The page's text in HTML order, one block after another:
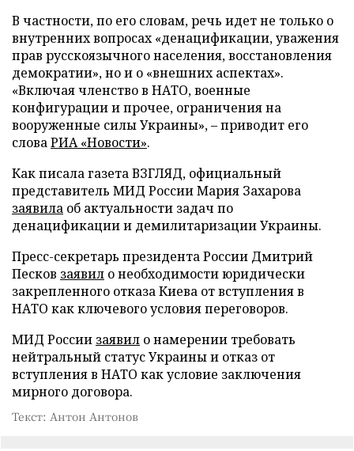
В частности, по его словам, речь идет не только о
внутренних вопросах «денацификации, уважения
прав русскоязычного населения, восстановления
демократии», но и о «внешних аспектах».
«Включая членство в НАТО, военные
конфигурации и прочее, ограничения на
вооруженные силы Украины», – приводит его
словаРИА «Новости».
Как писала газета ВЗГЛЯД, официальный
представитель МИД России Мария Захарова
заявила об актуальности задач по
денацификации и демилитаризации Украины.
Пресс-секретарь президента России Дмитрий
Песков заявил о необходимости юридически
закрепленного отказа Киева от вступления в
НАТО как ключевого условия переговоров.
МИД России заявил о намерении требовать
нейтральный статус Украины и отказ от
вступления в НАТО как условие заключения
мирного договора.
Текст: Антон Антонов